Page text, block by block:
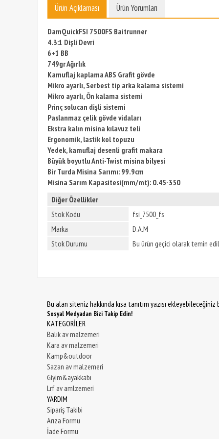
Ürün Açıklaması Ürün Yorumları
DamQuickFSI 7500FS Baitrunner
4.3:1 Dişli Devri
6+1 BB
749gr Ağırlık
Kamuflaj kaplama ABS Grafit gövde
Mikro ayarlı, Serbest tip arka kalama sistemi
Mikro ayarlı, Ön kalama sistemi
Prinç solucan dişli sistemi
Paslanmaz çelik gövde vidaları
Ekstra kalın misina kılavuz teli
Ergonomik, lastik kol topuzu
Yedek, kamuflaj desenli grafit makara
Büyük boyutlu Anti-Twist misina bilyesi
Bir Turda Misina Sarımı: 99.9cm
Misina Sarım Kapasitesi(mm/mt): 0.45-350
Diğer Özellikler
Stok Kodu
fsi_7500_fs
Marka
D.A.M
Stok Durumu
Bu ürün geçici olarak temin
Bu alan siteniz hakkında kısa tanıtım yazısı
Sosyal Medyadan Bizi Takip Edin!
KATEGORİLER
Balık av malzemeri
Kara av malzemeri
Kamp&outdoor
Sazan av malzemeri
Giyim&ayakkabı
Lrf av amlzemeri
YARDIM
Sipariş Takibi
Arıza Formu
İade Formu